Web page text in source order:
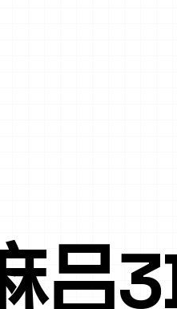
吕